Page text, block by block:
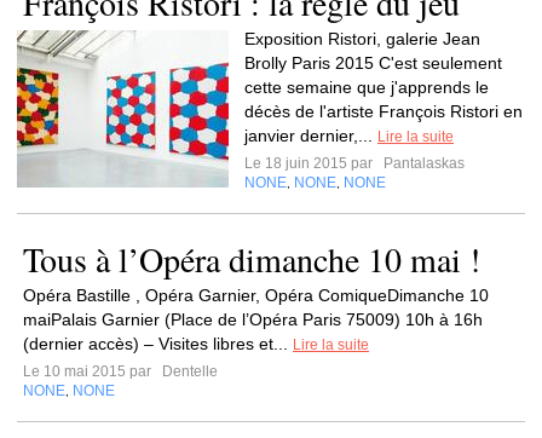
Exposition Ristori, galerie Jean
Brolly Paris 2015 C'est seulement
cette semaine que j'apprends le
décès de l'artiste François Ristori en
janvier dernier,...
Lire la suite
Le 18 juin 2015 par
Pantalaskas
NONE NONE NONE
Tous à l’Opéra dimanche 10 mai !
Opéra Bastille , Opéra Garnier, Opéra ComiqueDimanche 10
maiPalais Garnier (Place de l’Opéra Paris 75009) 10h à 16h
(dernier accès) – Visites libres et...
Lire la suite
Le 10 mai 2015 par
Dentelle
NONE NONE